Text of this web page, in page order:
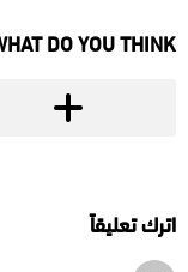
DO YOU THINK?
اترك تعليقاً